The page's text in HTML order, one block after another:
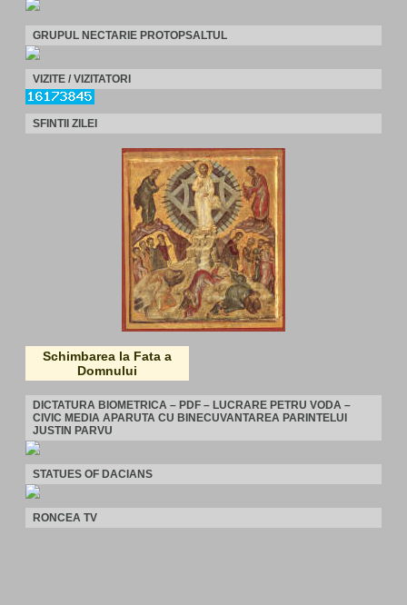
GRUPUL NECTARIE PROTOPSALTUL
VIZITE / VIZITATORI
SFINTII ZILEI
Schimbarea la Fata a
Domnului
DICTATURA BIOMETRICA – PDF – LUCRARE PETRU VODA –
CIVIC MEDIA APARUTA CU BINECUVANTAREA PARINTELUI
JUSTIN PARVU
STATUES OF DACIANS
RONCEA TV